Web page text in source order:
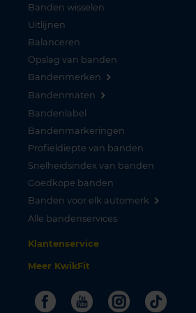
Banden wisselen
Uitlijnen
Balanceren
Opslag van banden
Bandenmerken
Bandenmaten
Bandenlabel
Bandenmarkeringen
Profieldiepte van banden
Snelheidsindex van banden
Goedkope banden
Banden voor elk automerk
Alle bandenservices
Klantenservice
Meer KwikFit
FacebookYoutubeInstagram
Tiktok